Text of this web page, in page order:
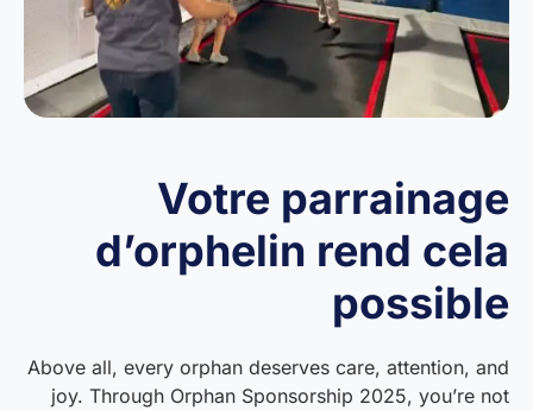
Votre parrainage
d’orphelin rend cela
possible
Above all, every orphan deserves care, attention, and
joy. Through Orphan Sponsorship 2025, you’re not